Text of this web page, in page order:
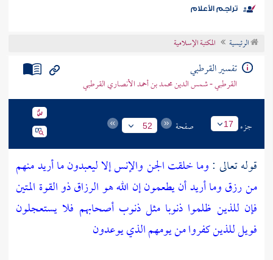
موضوعي
تراجم الأعلام
الرئيسية المكتبة الإسلامية
تفسير القرطبي
القرطبي - شمس الدين محمد بن أحمد الأنصاري القرطبي
جزء 17 صفحة 52
قوله تعالى :وما خلقت الجن والإنس إلا ليعبدونما أريد منهم
من رزق وما أريد أن يطعمونإن الله هو الرزاق ذو القوة المتين
فإن للذين ظلموا ذنوبا مثل ذنوب أصحابهم فلا يستعجلون
فويل للذين كفروا من يومهم الذي يوعدون